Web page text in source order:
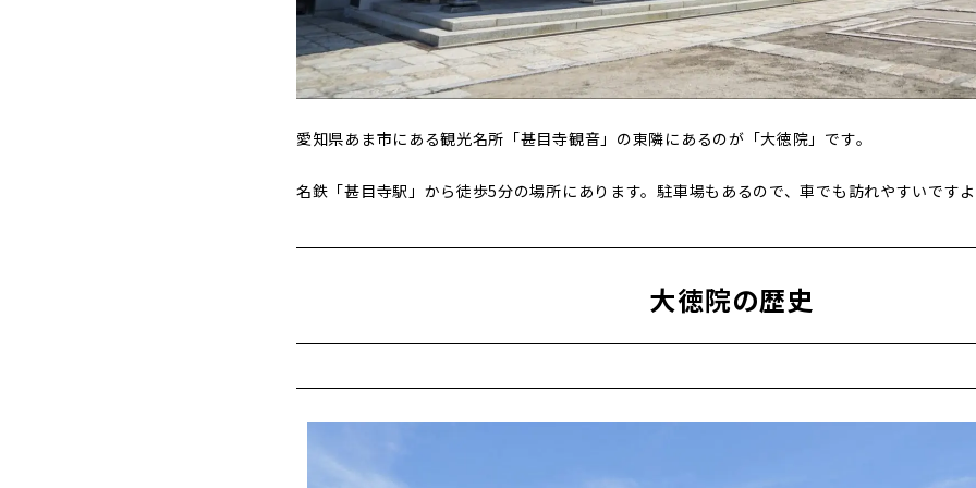
愛知県あま市にある観光名所「甚目寺観音」の東隣にあるのが「大徳院」です。
名鉄「甚目寺駅」から徒歩5分の場所にあります。駐車場もあるので、車でも訪れやすいです
大徳院の歴史